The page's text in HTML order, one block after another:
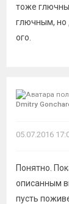
тоже
глючным, но
ого.
Dmitry
05.07.2016
Понятно.
описанным
пусть